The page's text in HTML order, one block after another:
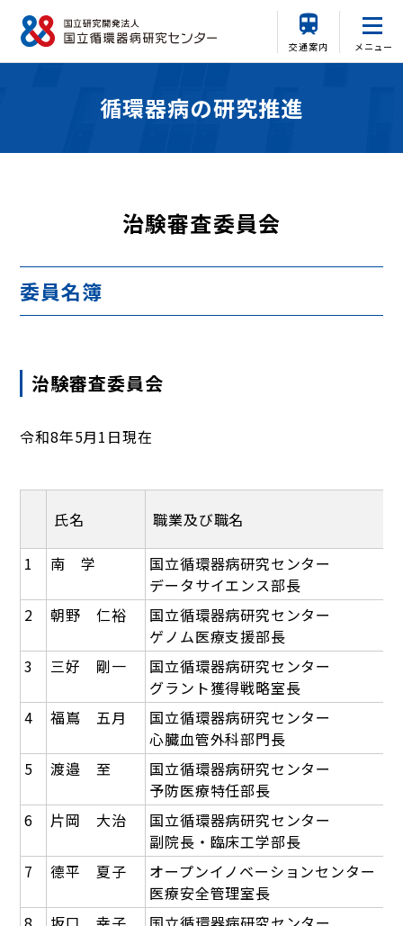
交通案内 メニュー
循環器病の研究推進
治験審査委員会
委員名簿
治験審査委員会
令和8年5月1日現在
氏名 職業及び職名
1 南 学
国立循環器病研究センター
データサイエンス部長
2
朝野 仁裕
国立循環器病研究センター
ゲノム医療支援部長
3
三好 剛一
国立循環器病研究センター
グラント獲得戦略室長
4
福嶌 五月
国立循環器病研究センター
心臓血管外科部門長
5
渡邉 至
国立循環器病研究センター
予防医療特任部長
6
片岡 大治
国立循環器病研究センター
副院長・臨床工学部長
7
德平 夏子
オープンイノベーションセンター
医療安全管理室長